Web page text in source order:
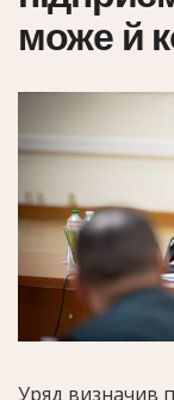
може й
Уряд визначив